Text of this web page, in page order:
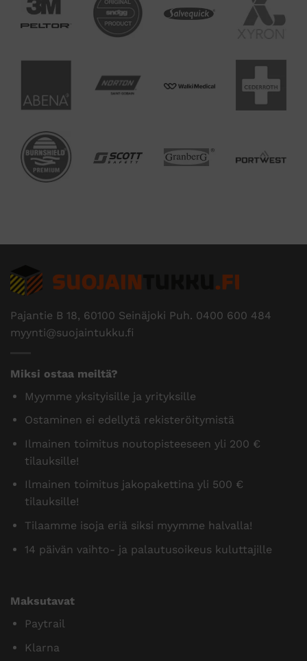
Pajantie B 18, 60100 Seinäjoki Puh. 0400 600 484
myynti@suojaintukku.fi
Miksi ostaa meiltä?
Myymme yksityisille ja yrityksille
Ostaminen ei edellytä rekisteröitymistä
Ilmainen toimitus noutopisteeseen yli 200 €
tilauksille!
Ilmainen toimitus jakopakettina yli 500 €
tilauksille!
Tilaamme isoja eriä siksi myymme halvalla!
14 päivän vaihto- ja palautusoikeus kuluttajille
Maksutavat
Paytrail
Klarna